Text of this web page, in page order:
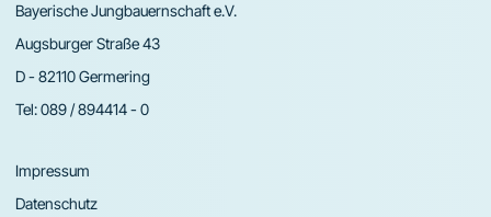
Bayerische Jungbauernschaft e.V.
Augsburger Straße 43
D - 82110 Germering
Tel:089 / 894414 - 0
Impressum
Datenschutz